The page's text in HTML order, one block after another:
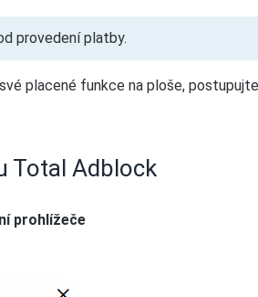
provedení platby.
placené funkce na ploše,
Total Adblock
prohlížeče